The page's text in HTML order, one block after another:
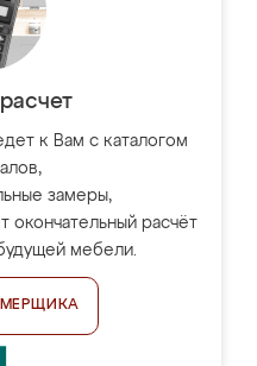
к Вам с каталогом
замеры,
окончательный расчёт
мебели.